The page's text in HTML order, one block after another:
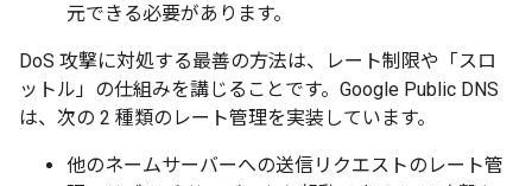
元できる必要があります。
DoS 攻撃に対処する最善の方法は、レート制限や「スロ
ットル」の仕組みを講じることです。Google Public DNS
は、次の 2 種類のレート管理を実装しています。
他のネームサーバーへの送信リクエストのレート管